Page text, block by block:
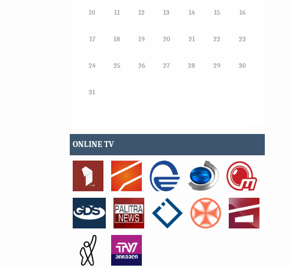
10 11 12 13 14 15 16
17 18 19 20 21 22 23
24 25 26 27 28 29 30
31
ONLINE TV